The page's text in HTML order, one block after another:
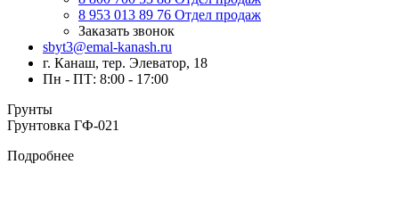
8 953 013 89 76 Отдел продаж
Заказать звонок
sbyt3@emal-kanash.ru
г. Канаш, тер. Элеватор, 18
Пн - ПТ: 8:00 - 17:00
Грунты
Грунтовка ГФ-021
Подробнее